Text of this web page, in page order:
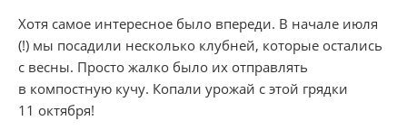
​Хотя самое интересное было впереди. В начале июля
(!) мы посадили несколько клубней, которые остались
с весны. Просто жалко было их отправлять
в компостную кучу. Копали урожай с этой грядки
11 октября!